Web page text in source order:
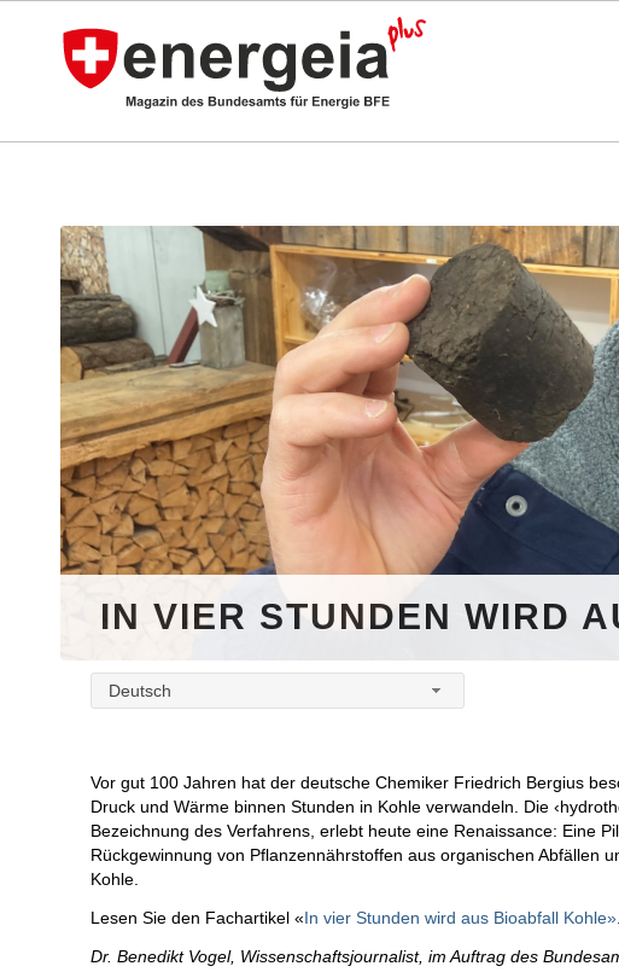
IN VIER STUNDEN WIRD
Deutsch
Vor gut 100 Jahren hat der deutsche Chemiker Friedrich Bergius
Druck und Wärme binnen Stunden in Kohle verwandeln. Die
Bezeichnung des Verfahrens, erlebt heute eine Renaissance: Eine
Rückgewinnung von Pflanzennährstoffen aus organischen Abfällen
Kohle.
Lesen Sie den Fachartikel «In vier Stunden wird aus Bioabfall Kohle»
Dr. Benedikt Vogel, Wissenschaftsjournalist, im Auftrag des